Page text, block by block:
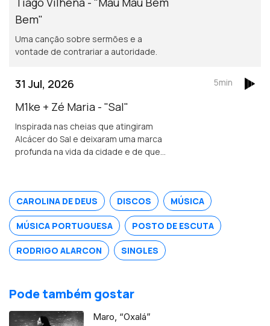
Bem"
Uma canção sobre sermões e a
vontade de contrariar a autoridade.
31 Jul, 2026
M1ke + Zé Maria - "Sal"
Inspirada nas cheias que atingiram
Alcácer do Sal e deixaram uma marca
profunda na vida da cidade e de quem
5min
CAROLINA DE DEUS DISCOS MÚSICA
MÚSICA PORTUGUESA POSTO DE ESCUTA
RODRIGO ALARCON SINGLES
Pode também gostar
Maro, “Oxalá”